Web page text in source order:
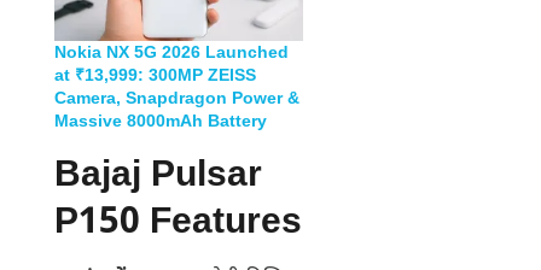
Nokia NX 5G 2026 Launched
at ₹13,999: 300MP ZEISS
Camera, Snapdragon Power &
Massive 8000mAh Battery
Bajaj Pulsar
P150 Features